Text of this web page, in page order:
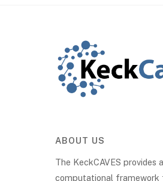
ABOUT US
The KeckCAVES provides
computational framework